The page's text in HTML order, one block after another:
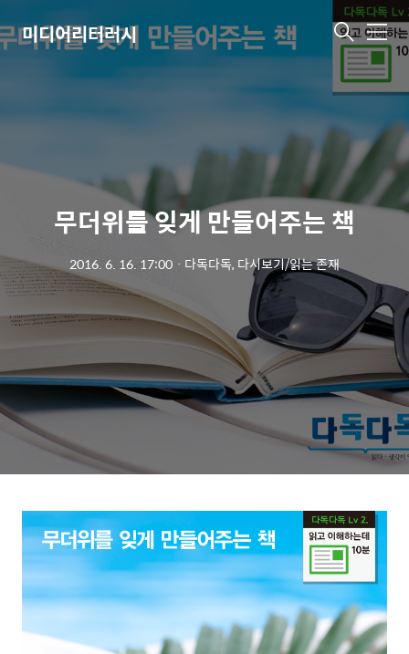
미디어리터러시 메
뉴
무더위를 잊게 만들어주는 책
2016. 6. 16. 17:00 ㆍ 다독다독, 다시보기/읽는 존재